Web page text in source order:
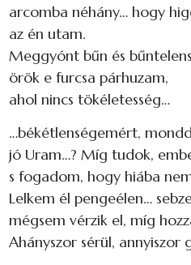
arcomba néhány… hogy
az én utam.
Meggyónt bűn és
örök e furcsa párhuzam,
ahol nincs tökéletesség…
…békétlenségemért,
jó Uram…? Míg tudok,
s fogadom, hogy hiába
Lelkem él pengeélen…
mégsem vérzik el, míg
Ahányszor sérül, annyiszor